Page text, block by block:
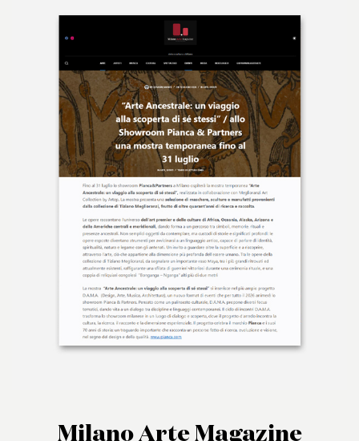
Milano Arte Magazine